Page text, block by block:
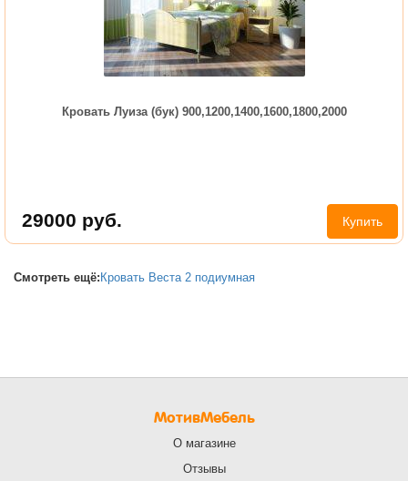
Кровать Луиза (бук) 900,1200,1400,1600,1800,2000
29000 руб. Купить
Смотреть ещё: Кровать Веста 2 подиумная
МотивМебель
О магазине
Отзывы